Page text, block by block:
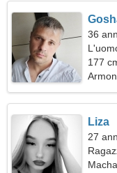
36
177
Liza
27